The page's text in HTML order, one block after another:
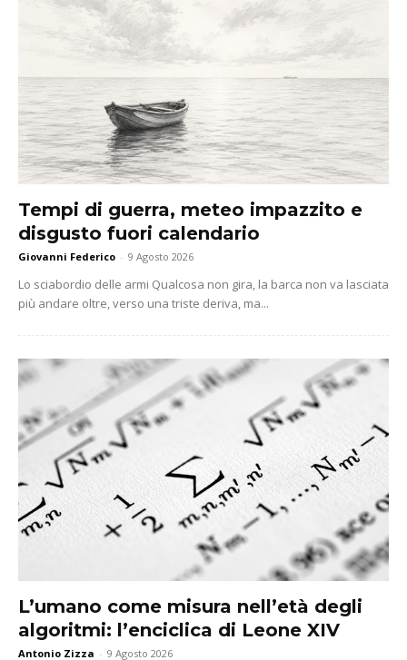
Tempi di guerra, meteo impazzito e
disgusto fuori calendario
Giovanni Federico - 9 Agosto 2026
Lo sciabordio delle armi Qualcosa non gira, la barca non va lasciata
più andare oltre, verso una triste deriva, ma...
L’umano come misura nell’età degli
algoritmi: l’enciclica di Leone XIV
Antonio Zizza - 9 Agosto 2026